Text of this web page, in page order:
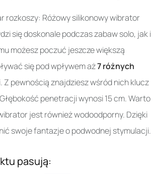
rozkoszy: Różowy silikonowy wibrator
się doskonale podczas zabaw solo, jak i
możesz poczuć jeszcze większą
się pod wpływem aż7 różnych
. Z pewnością znajdziesz wśród nich klucz
penetracji wynosi 15 cm. Warto
jest również wodoodporny. Dzięki
swoje fantazje o podwodnej stymulacji.
pasują: